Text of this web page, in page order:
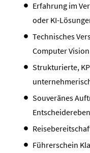
Erfahrung im
oder KI-
Technisches
Computer
Strukturierte,
Souveränes
Führerschein